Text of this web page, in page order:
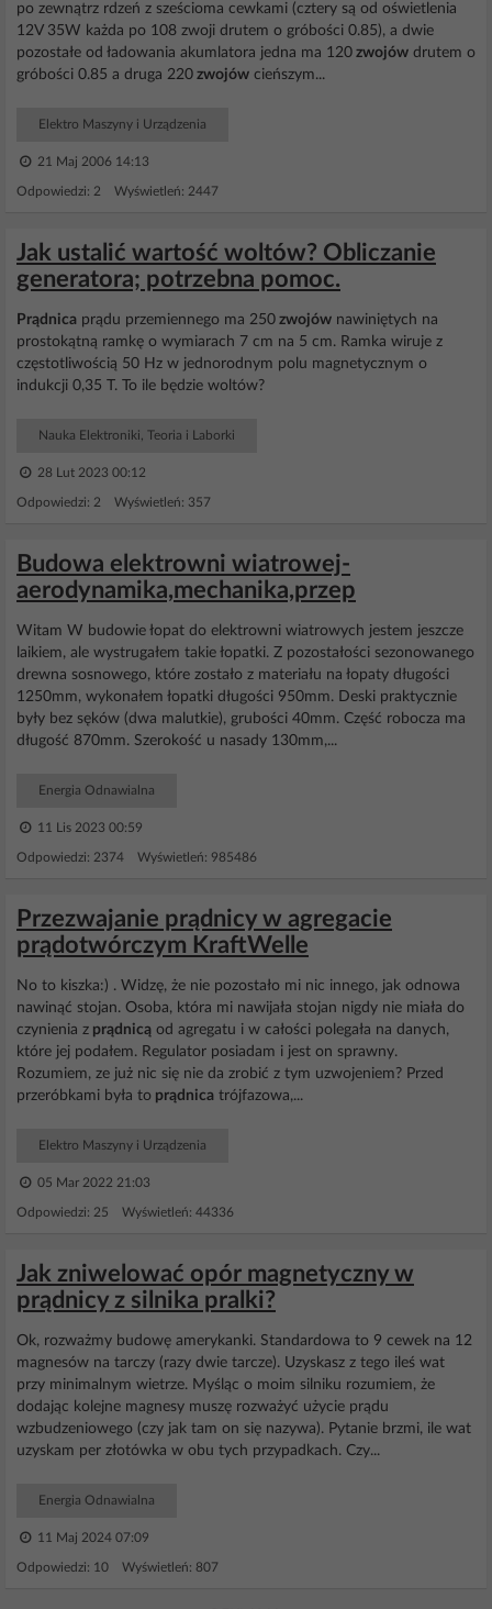
po zewnątrz rdzeń z sześcioma cewkami (cztery są od oświetlenia
12V 35W każda po 108 zwoji drutem o gróbości 0.85), a dwie
pozostałe od ładowania akumlatora jedna ma 120 zwojów drutem o
gróbości 0.85 a druga 220 zwojów cieńszym...
Elektro Maszyny i Urządzenia
21 Maj 2006 14:13
Odpowiedzi: 2 Wyświetleń: 2447
Jak ustalić wartość woltów? Obliczanie
generatora; potrzebna pomoc.
Prądnica prądu przemiennego ma 250 zwojów nawiniętych na
prostokątną ramkę o wymiarach 7 cm na 5 cm. Ramka wiruje z
częstotliwością 50 Hz w jednorodnym polu magnetycznym o
indukcji 0,35 T. To ile będzie woltów?
Nauka Elektroniki, Teoria i Laborki
28 Lut 2023 00:12
Odpowiedzi: 2 Wyświetleń: 357
Budowa elektrowni wiatrowej-
aerodynamika,mechanika,przep
Witam W budowie łopat do elektrowni wiatrowych jestem jeszcze
laikiem, ale wystrugałem takie łopatki. Z pozostałości sezonowanego
drewna sosnowego, które zostało z materiału na łopaty długości
1250mm, wykonałem łopatki długości 950mm. Deski praktycznie
były bez sęków (dwa malutkie), grubości 40mm. Część robocza ma
długość 870mm. Szerokość u nasady 130mm,...
Energia Odnawialna
11 Lis 2023 00:59
Odpowiedzi: 2374 Wyświetleń: 985486
Przezwajanie prądnicy w agregacie
prądotwórczym KraftWelle
No to kiszka:) . Widzę, że nie pozostało mi nic innego, jak odnowa
nawinąć stojan. Osoba, która mi nawijała stojan nigdy nie miała do
czynienia z prądnicą od agregatu i w całości polegała na danych,
które jej podałem. Regulator posiadam i jest on sprawny.
Rozumiem, ze już nic się nie da zrobić z tym uzwojeniem? Przed
przeróbkami była to prądnica trójfazowa,...
Elektro Maszyny i Urządzenia
05 Mar 2022 21:03
Odpowiedzi: 25 Wyświetleń: 44336
Jak zniwelować opór magnetyczny w
prądnicy z silnika pralki?
Ok, rozważmy budowę amerykanki. Standardowa to 9 cewek na 12
magnesów na tarczy (razy dwie tarcze). Uzyskasz z tego ileś wat
przy minimalnym wietrze. Myśląc o moim silniku rozumiem, że
dodając kolejne magnesy muszę rozważyć użycie prądu
wzbudzeniowego (czy jak tam on się nazywa). Pytanie brzmi, ile wat
uzyskam per złotówka w obu tych przypadkach. Czy...
Energia Odnawialna
11 Maj 2024 07:09
Odpowiedzi: 10 Wyświetleń: 807